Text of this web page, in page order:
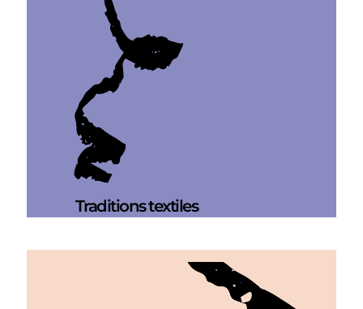
Traditions textiles